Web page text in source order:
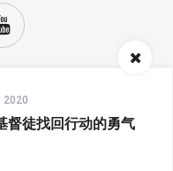
2020
督徒找回行动的勇气